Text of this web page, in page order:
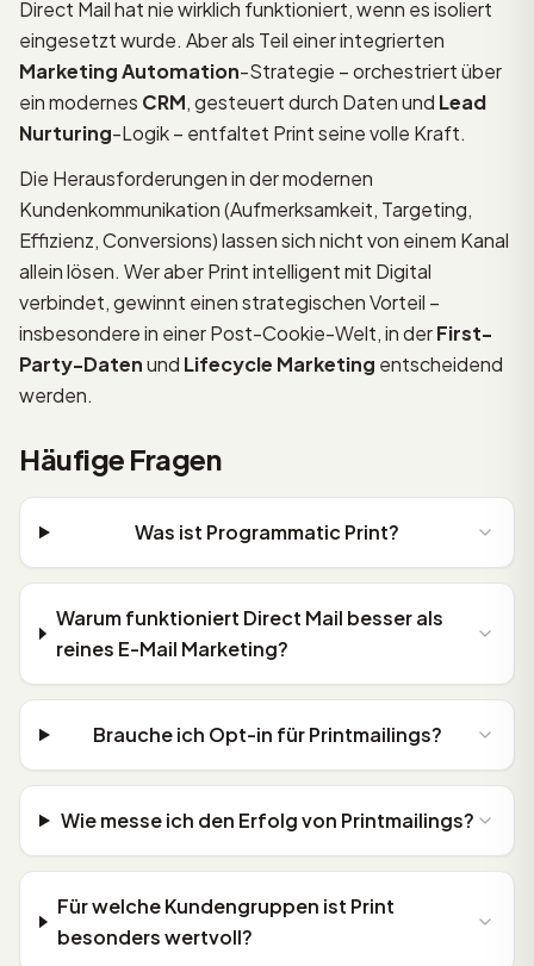
Direct Mail hat nie wirklich funktioniert, wenn es isoliert
eingesetzt wurde. Aber als Teil einer integrierten
Marketing Automation-Strategie – orchestriert über
ein modernes CRM, gesteuert durch Daten und Lead
Nurturing-Logik – entfaltet Print seine volle Kraft.
Die Herausforderungen in der modernen
Kundenkommunikation (Aufmerksamkeit, Targeting,
Effizienz, Conversions) lassen sich nicht von einem Kanal
allein lösen. Wer aber Print intelligent mit Digital
verbindet, gewinnt einen strategischen Vorteil –
insbesondere in einer Post-Cookie-Welt, in derFirst-
Party-Datenund Lifecycle Marketing entscheidend
werden.
Häufige Fragen
Was ist Programmatic Print?
Warum funktioniert Direct Mail besser als
reines E-Mail Marketing?
Brauche ich Opt-in für Printmailings?
Wie messe ich den Erfolg von Printmailings?
Für welche Kundengruppen ist Print
besonders wertvoll?